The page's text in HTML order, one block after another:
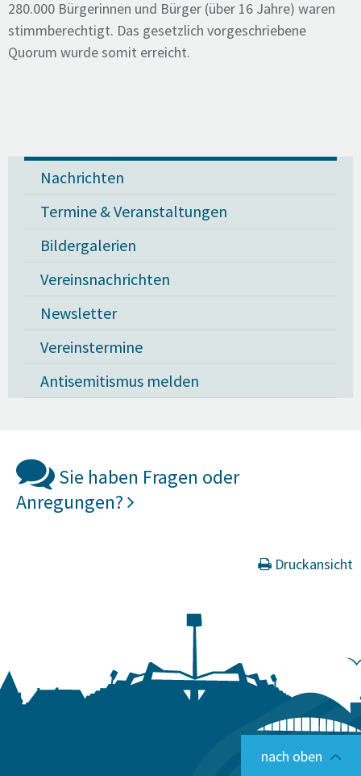
280.000 Bürgerinnen und Bürger (über 16 Jahre) waren
stimmberechtigt. Das gesetzlich vorgeschriebene
Quorum wurde somit erreicht.
Nachrichten
Termine & Veranstaltungen
Bildergalerien
Vereinsnachrichten
Newsletter
Vereinstermine
Antisemitismus melden
Sie haben Fragen oder
Anregungen?
Druckansicht
nach oben